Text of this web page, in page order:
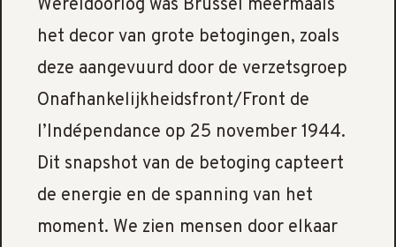
Wereldoorlog was Brussel meermaals
het decor van grote betogingen, zoals
deze aangevuurd door de verzetsgroep
Onafhankelijkheidsfront/Front de
l’Indépendance op 25 november 1944.
Dit snapshot van de betoging capteert
de energie en de spanning van het
moment. We zien mensen door elkaar